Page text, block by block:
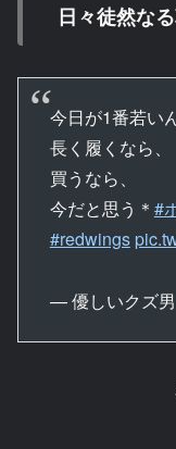
日々徒然な
今日が1番若い
長く履くなら、
買うなら、
今だと思う＊ #
#redwings
— 優しいクズ